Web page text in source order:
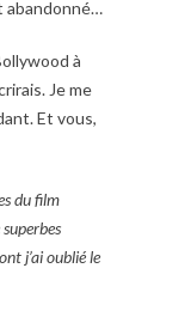
abandonné…
à
Je me
Et vous,
du film
j’ai oublié le